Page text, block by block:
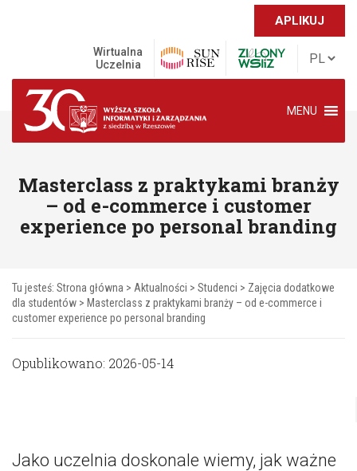
APLIKUJ
Wirtualna
Uczelnia
MENU
Masterclass z praktykami branży
– od e-commerce i customer
experience po personal branding
Tu jesteś: Strona główna > Aktualności > Studenci > Zajęcia dodatkowe
dla studentów > Masterclass z praktykami branży – od e-commerce i
customer experience po personal branding
Opublikowano: 2026-05-14
Jako uczelnia doskonale wiemy, jak ważne